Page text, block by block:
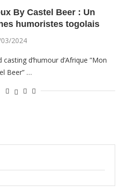
By Castel Beer : Un
humoristes togolais
2024
d’humour d’Afrique ”Mon
Beer” …